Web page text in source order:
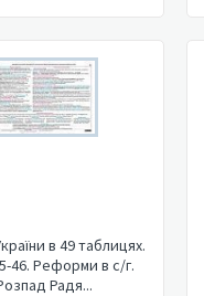
в 49 таблицях.
46. Реформи в с/г.
Радя...